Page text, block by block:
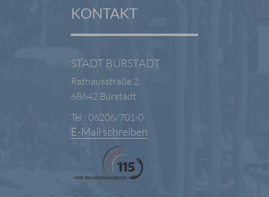
KONTAKT
STADT BÜRSTADT
Rathausstraße 2
68642 Bürstadt
Tel.: 06206/701-0
E-Mail schreiben